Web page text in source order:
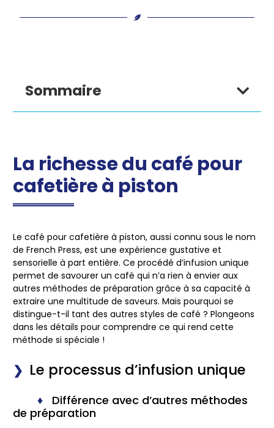
Sommaire
La richesse du café pour
cafetière à piston
Le café pour cafetière à piston, aussi connu sous le nom
de French Press, est une expérience gustative et
sensorielle à part entière. Ce procédé d’infusion unique
permet de savourer un café qui n’a rien à envier aux
autres méthodes de préparation grâce à sa capacité à
extraire une multitude de saveurs. Mais pourquoi se
distingue-t-il tant des autres styles de café ? Plongeons
dans les détails pour comprendre ce qui rend cette
méthode si spéciale !
Le processus d’infusion unique
Différence avec d’autres méthodes
de préparation